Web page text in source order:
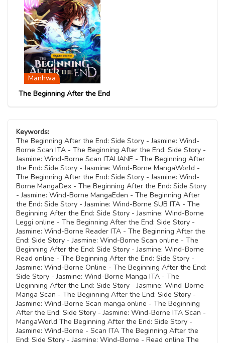
Manhwa
The Beginning After the End
Keywords:
The Beginning After the End: Side Story - Jasmine: Wind-
Borne Scan ITA - The Beginning After the End: Side Story -
Jasmine: Wind-Borne Scan ITALIANE - The Beginning After
the End: Side Story - Jasmine: Wind-Borne MangaWorld -
The Beginning After the End: Side Story - Jasmine: Wind-
Borne MangaDex - The Beginning After the End: Side Story
- Jasmine: Wind-Borne MangaEden - The Beginning After
the End: Side Story - Jasmine: Wind-Borne SUB ITA - The
Beginning After the End: Side Story - Jasmine: Wind-Borne
Leggi online - The Beginning After the End: Side Story -
Jasmine: Wind-Borne Reader ITA - The Beginning After the
End: Side Story - Jasmine: Wind-Borne Scan online - The
Beginning After the End: Side Story - Jasmine: Wind-Borne
Read online - The Beginning After the End: Side Story -
Jasmine: Wind-Borne Online - The Beginning After the End:
Side Story - Jasmine: Wind-Borne Manga ITA - The
Beginning After the End: Side Story - Jasmine: Wind-Borne
Manga Scan - The Beginning After the End: Side Story -
Jasmine: Wind-Borne Scan manga online - The Beginning
After the End: Side Story - Jasmine: Wind-Borne ITA Scan -
MangaWorld The Beginning After the End: Side Story -
Jasmine: Wind-Borne - Scan ITA The Beginning After the
End: Side Story - Jasmine: Wind-Borne - Read online The